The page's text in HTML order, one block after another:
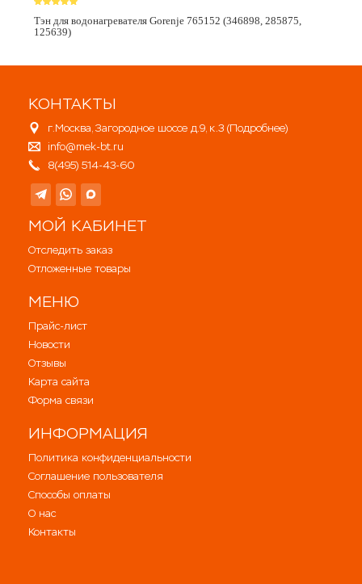
Тэн для водонагревателя Gorenje 765152 (346898, 285875,
125639)
КОНТАКТЫ
г.Москва, Загородное шоссе д.9, к.3 (Подробнее)
info@mek-bt.ru
8(495) 514-43-60
МОЙ КАБИНЕТ
Отследить заказ
Отложенные товары
МЕНЮ
Прайс-лист
Новости
Отзывы
Карта сайта
Форма связи
ИНФОРМАЦИЯ
Политика конфиденциальности
Соглашение пользователя
Способы оплаты
О нас
Контакты